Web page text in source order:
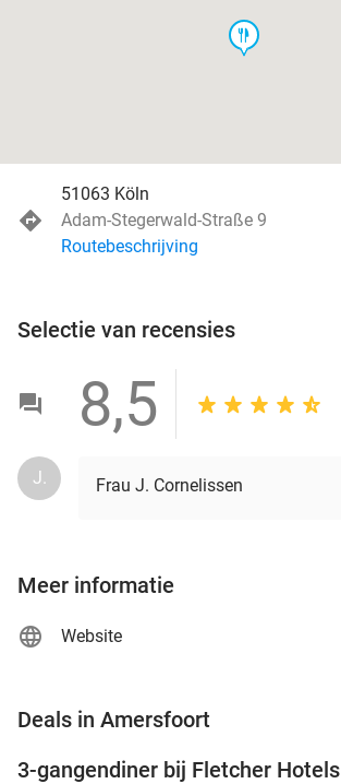
food
51063 Köln
Adam-Stegerwald-Straße 9
Routebeschrijving
Selectie van recensies
8,5
J. Frau J. Cornelissen
Meer informatie
Website
Deals in Amersfoort
3-gangendiner bij Fletcher Hotels